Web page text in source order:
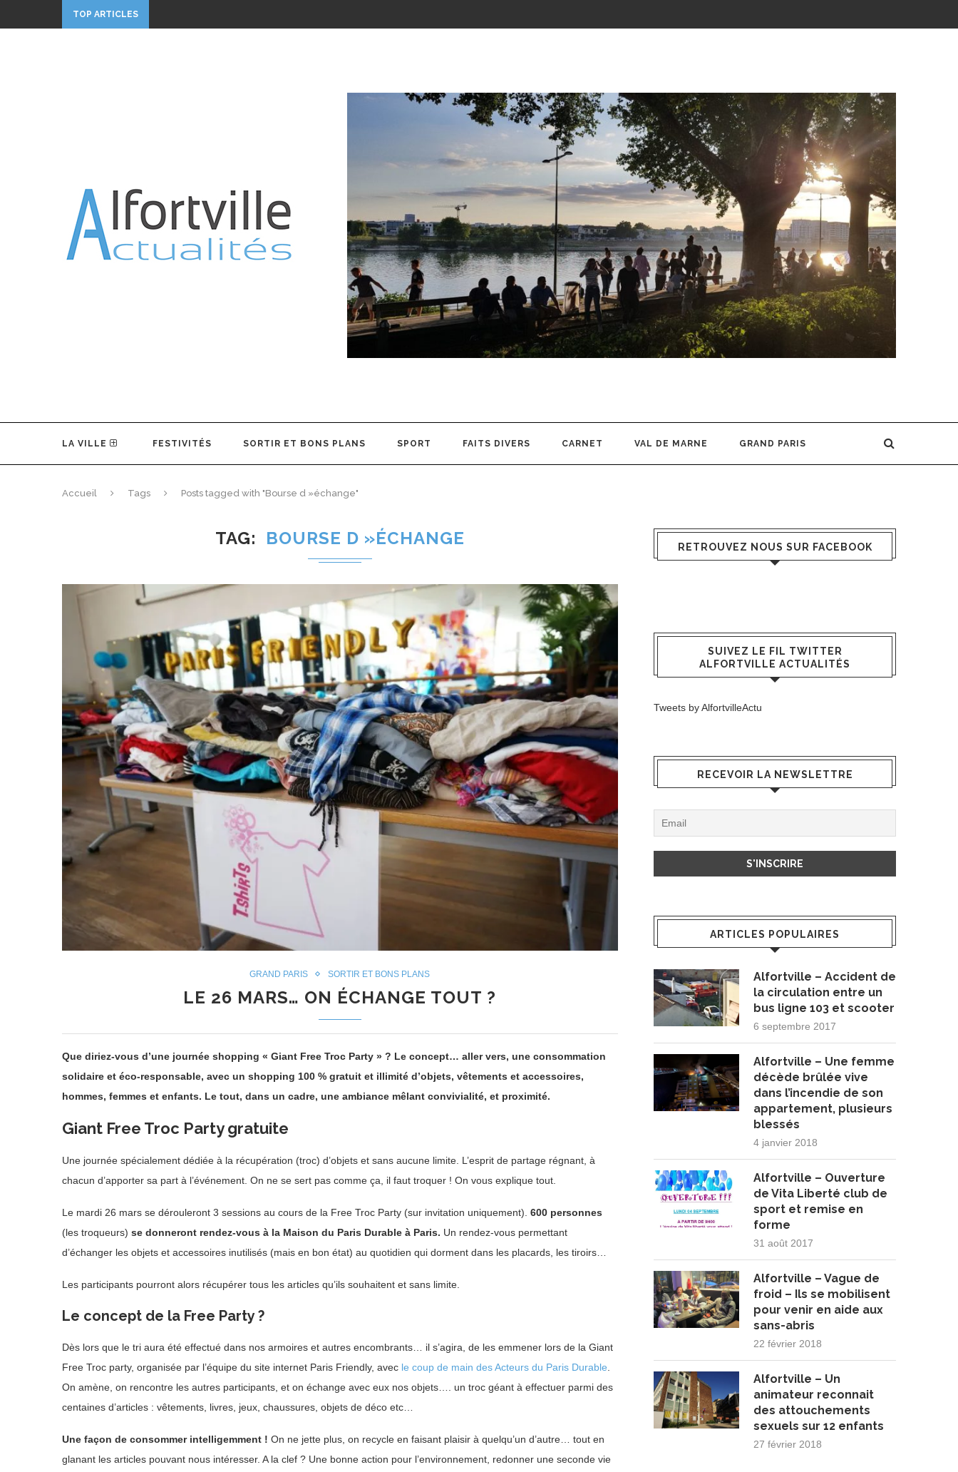
TOP ARTICLES
LA VILLE FESTIVITÉS SORTIR ET BONS PLANS SPORT FAITS DIVERS CARNET VAL DE MARNE GRAND PARIS
Accueil Tags Posts tagged with "Bourse d »échange"
TAG BOURSE D »ÉCHANGE
GRAND PARIS SORTIR ET BONS PLANS
LE 26 MARS… ON ÉCHANGE TOUT ?
Que diriez-vous d’une journée shopping « Giant Free Troc Party » ? Le concept… aller vers, une consommation
solidaire et éco-responsable, avec un shopping 100 % gratuit et illimité d’objets, vêtements et accessoires,
hommes, femmes et enfants. Le tout, dans un cadre, une ambiance mêlant convivialité, et proximité.
Giant Free Troc Party gratuite
Une journée spécialement dédiée à la récupération (troc) d’objets et sans aucune limite. L’esprit de partage régnant, à
chacun d’apporter sa part à l’événement. On ne se sert pas comme ça, il faut troquer ! On vous explique tout.
Le mardi 26 mars se dérouleront 3 sessions au cours de la Free Troc Party (sur invitation uniquement). 600 personnes
(les troqueurs) se donneront rendez-vous à la Maison du Paris Durable à Paris. Un rendez-vous permettant
d’échanger les objets et accessoires inutilisés (mais en bon état) au quotidien qui dorment dans les placards, les tiroirs…
Les participants pourront alors récupérer tous les articles qu’ils souhaitent et sans limite.
Le concept de la Free Party ?
Dès lors que le tri aura été effectué dans nos armoires et autres encombrants… il s’agira, de les emmener lors de la Giant
Free Troc party, organisée par l’équipe du site internet Paris Friendly, avec le coup de main des Acteurs du Paris Durable
On amène, on rencontre les autres participants, et on échange avec eux nos objets…. un troc géant à effectuer parmi des
centaines d’articles : vêtements, livres, jeux, chaussures, objets de déco etc…
Une façon de consommer intelligemment ! On ne jette plus, on recycle en faisant plaisir à quelqu’un d’autre… tout en
glanant les articles pouvant nous intéresser. A la clef ? Une bonne action pour l’environnement, redonner une seconde vie
RETROUVEZ NOUS SUR FACEBOOK
SUIVEZ LE FIL TWITTER
ALFORTVILLE ACTUALITÉS
Tweets by AlfortvilleActu
RECEVOIR LA NEWSLETTRE
ARTICLES POPULAIRES
Alfortville – Accident de
la circulation entre un
bus ligne 103 et scooter
6 septembre 2017
Alfortville – Une femme
décède brûlée vive
dans l’incendie de son
appartement, plusieurs
blessés
4 janvier 2018
Alfortville – Ouverture
de Vita Liberté club de
sport et remise en
forme
31 août 2017
Alfortville – Vague de
froid – Ils se mobilisent
pour venir en aide aux
sans-abris
22 février 2018
Alfortville – Un
animateur reconnait
des attouchements
sexuels sur 12 enfants
27 février 2018